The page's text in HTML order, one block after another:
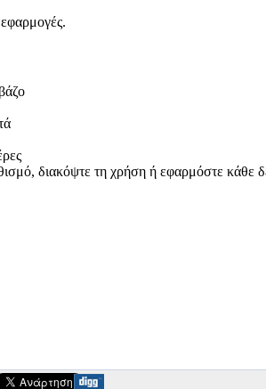
διακόψτε τη χρήση ή εφαρμόστε κάθε